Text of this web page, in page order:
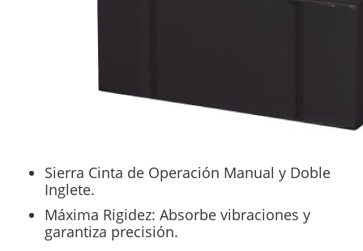
Sierra Cinta de Operación Manual y Doble
Inglete.
Máxima Rigidez: Absorbe vibraciones y
garantiza precisión.